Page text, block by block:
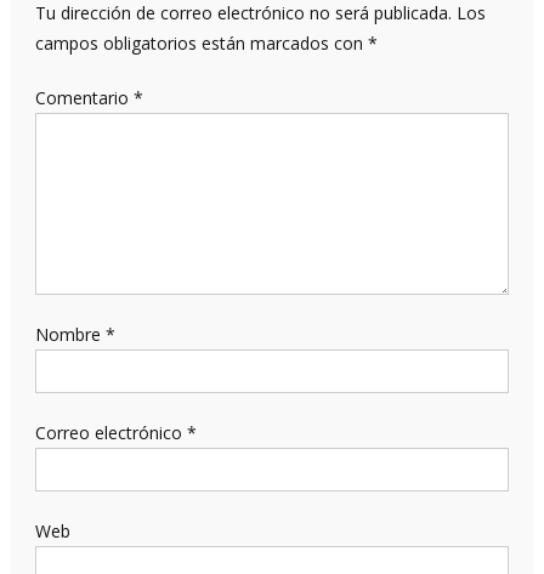
Tu dirección de correo electrónico no será publicada. Los
campos obligatorios están marcados con *
Comentario *
Nombre *
Correo electrónico *
Web